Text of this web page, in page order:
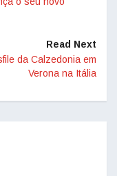
Read Next
da Calzedonia em
Verona na Itália